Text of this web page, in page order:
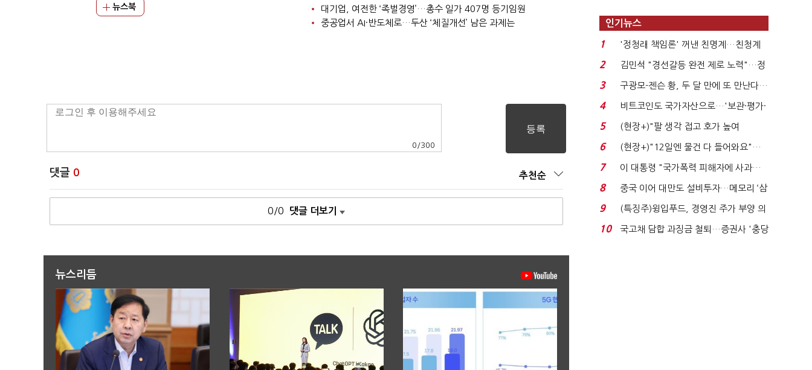
뉴스북
대기업, 여전한 ‘족벌경영’…총수 일가 407명 등기임원
중공업서 AI·반도체로…두산 ‘체질개선’ 남은 과제는
0 /300
댓글 0 추천순
0/0 댓글 더보기
뉴스리듬
인기뉴스
1
'정청래 책임론' 꺼낸 친명계…친청계
는 추가투표 때리기...
2
김민석 "경선갈등 완전 제로 노력"…정
청래 "반명 공세 사...
3
구광모-젠슨 황, 두 달 만에 또 만난다…
로봇·AI 등 논...
4
비트코인도 국가자산으로…'보관·평가·
처분' 기준은 ...
5
(현장+)"팔 생각 접고 호가 높여
요"…'덜 똘똘한 한 채' 20...
6
(현장+)"12일엔 물건 다 들어와요"…
빈 매대 채우며 문 연 ...
7
이 대통령 "국가폭력 피해자에 사과…
적극적 조사로 진...
8
중국 이어 대만도 설비투자…메모리 ‘삼
국전쟁’
9
(특징주)윙입푸드, 경영진 주가 부양 의
지에 상한가...
10
국고채 담합 과징금 철퇴…증권사 '충당